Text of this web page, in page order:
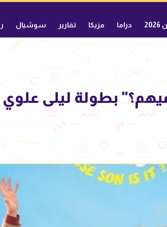
دراما مزيكا تقارير سوشيال
بطولة ليلى علوي